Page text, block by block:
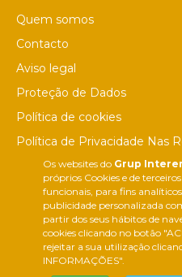
Os websites do Grup
próprios Cookies e de
funcionais, para fins
publicidade personalizada
partir dos seus hábitos de
cookies clicando no botão
rejeitar a sua utilização
INFORMAÇÕES".
Quem somos
Contacto
Aviso legal
Proteção de Dados
Política de cookies
Política de Privacidade Nas
Canal de denúncias
Colaborações editoriais